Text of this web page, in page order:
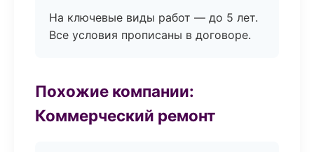
На ключевые виды работ — до 5 лет.
Все условия прописаны в договоре.
Похожие компании:
Коммерческий ремонт